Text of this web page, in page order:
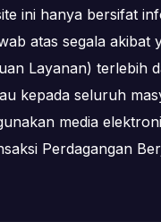
ini hanya bersifat
atas segala
Layanan)
kepada seluruh
media
Perdagangan